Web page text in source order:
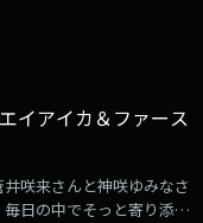
イアイカ＆ファース
咲来さんと神咲ゆみなさ
日の中でそっと寄り添う